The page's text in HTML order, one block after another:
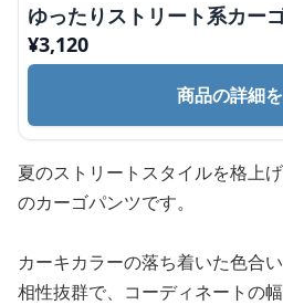
ゆったりストリート系カー
¥3,120
商品の詳細
夏のストリートスタイルを格上
のカーゴパンツです。
カーキカラーの落ち着いた色合
相性抜群で、コーディネートの